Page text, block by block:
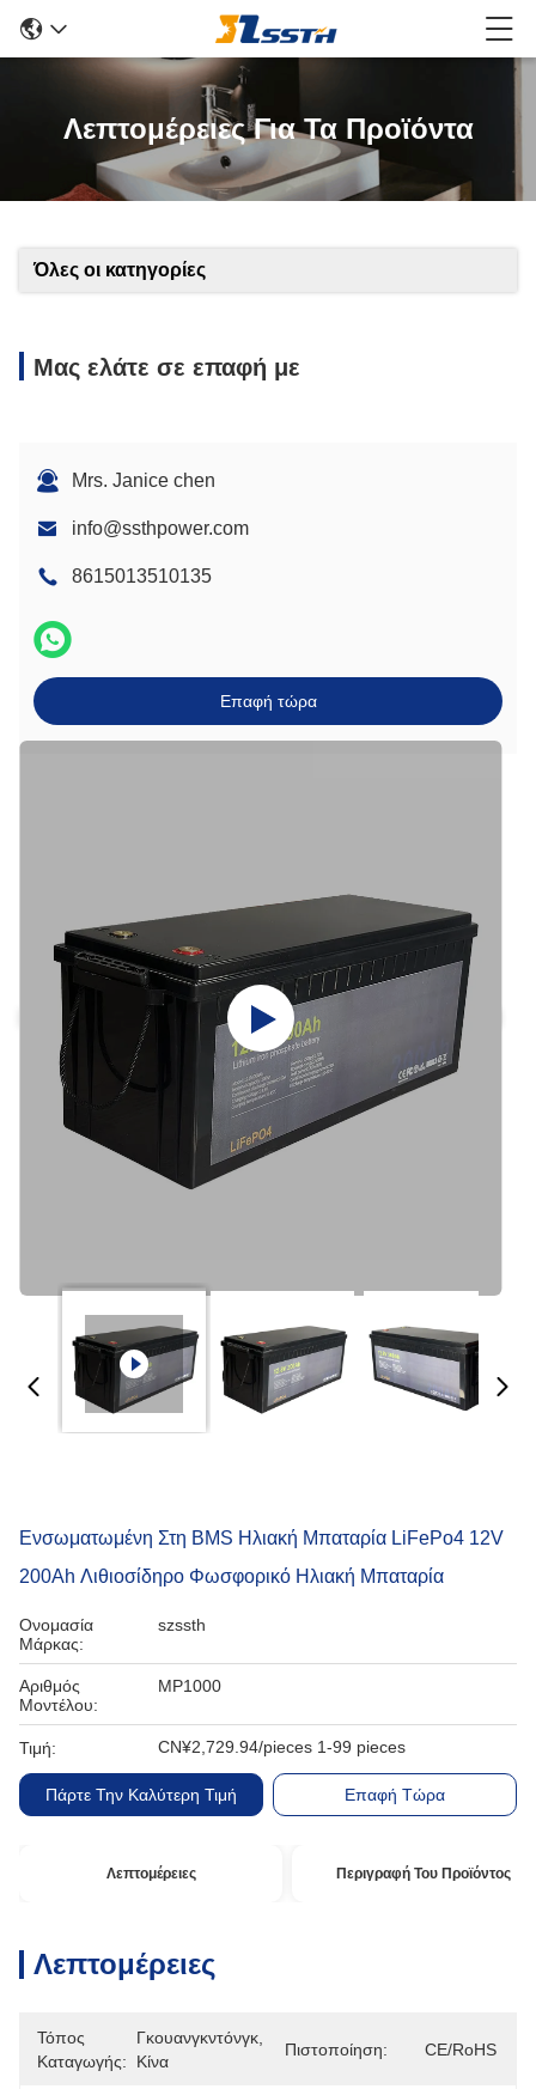
Λεπτομέρειες Για Τα Προϊόντα
Όλες οι κατηγορίες
Μας ελάτε σε επαφή με
Mrs. Janice chen
info@ssthpower.com
8615013510135
Επαφή τώρα
Ενσωματωμένη Στη BMS Ηλιακή Μπαταρία LiFePo4 12V
200Ah Λιθιοσίδηρο Φωσφορικό Ηλιακή Μπαταρία
Ονομασία
Μάρκας:
szssth
Αριθμός
Μοντέλου:
MP1000
Τιμή: CN¥2,729.94/pieces 1-99 pieces
Πάρτε Την Καλύτερη Τιμή Επαφή Τώρα
Λεπτομέρειες Περιγραφή Του Προϊόντος
Λεπτομέρειες
Τόπος
Καταγωγής:
Γκουανγκντόνγκ,
Κίνα
Πιστοποίηση: CE/RoHS